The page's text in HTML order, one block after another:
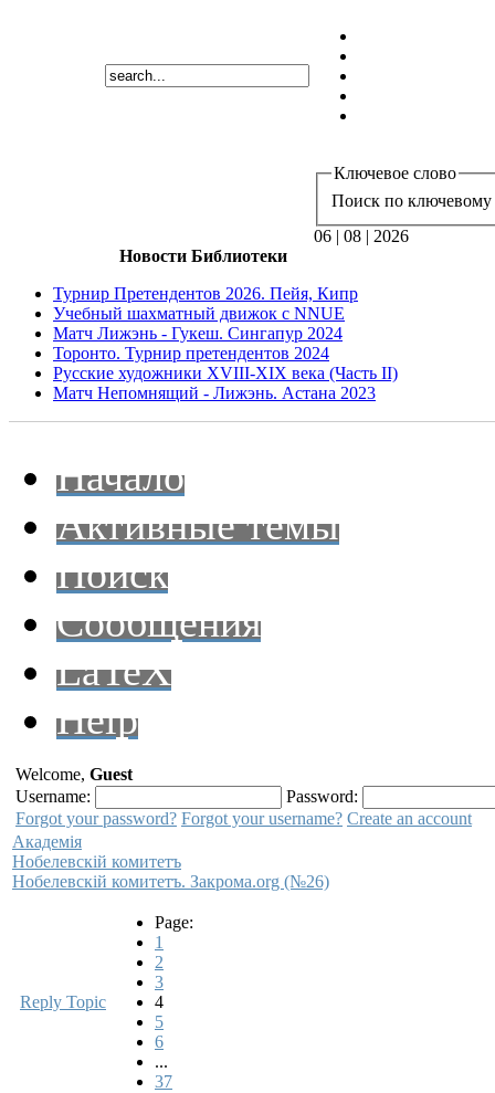
Ключевое слово
Поиск по ключевому
06 | 08 | 2026
Новости Библиотеки
Турнир Претендентов 2026. Пейя, Кипр
Учебный шахматный движок с NNUE
Матч Лижэнь - Гукеш. Сингапур 2024
Торонто. Турнир претендентов 2024
Русские художники XVIII-XIX века (Часть II)
Матч Непомнящий - Лижэнь. Астана 2023
Начало
Активные темы
Поиск
Сообщения
LaTeX
Help
Welcome, Guest
Username:
Password:
Forgot your password? Forgot your username? Create an account
Академiя
Нобелевскiй комитетъ
Нобелевскiй комитетъ. Закрома.org (№26)
Reply Topic
Page:
1
2
3
4
5
6
...
37